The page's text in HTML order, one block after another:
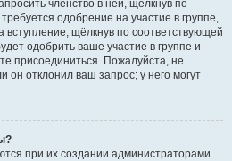
членство в ней, щёлкнув по
одобрение на участие в группе,
вступление, щёлкнув по соответствующей
одобрить ваше участие в группе и
присоединиться. Пожалуйста, не
он отклонил ваш запрос; у него могут
при их создании администраторами